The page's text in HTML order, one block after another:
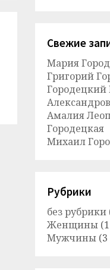
Свежие
Мария
Григорий
Городецкий
Амалия
Городецкая
Михаил
Рубрики
без рубрики
Женщины
Мужчины (3